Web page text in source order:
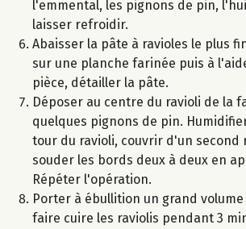
l'emmental, les pignons de pin,
laisser refroidir.
Abaisser la pâte à ravioles le plus
sur une planche farinée puis à
pièce, détailler la pâte.
Déposer au centre du ravioli de la
quelques pignons de pin.
tour du ravioli, couvrir d'un second
souder les bords deux à deux en
Répéter l'opération.
Porter à ébullition un grand
faire cuire les raviolis pendant 3